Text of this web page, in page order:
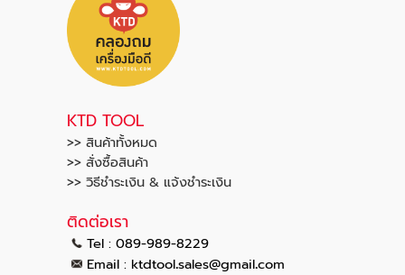
KTD TOOL
>> สินค้าทั้งหมด
>> สั่งซื้อสินค้า
>> วิธีชำระเงิน & แจ้งชำระเงิน
ติดต่อเรา
Tel : 089-989-8229
Email : ktdtool.sales@gmail.com